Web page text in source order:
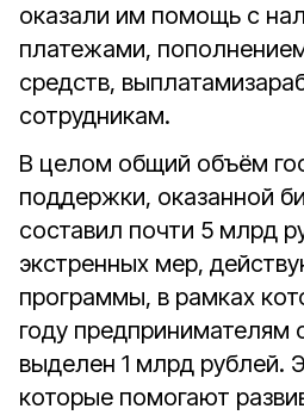
оказали им помощь с
платежами,
средств,
сотрудникам.
В целом общий объём
поддержки, оказанной
составил почти 5 млрд
экстренных мер,
программы, в рамках
году предпринимателям
выделен 1 млрд рублей.
которые помогают